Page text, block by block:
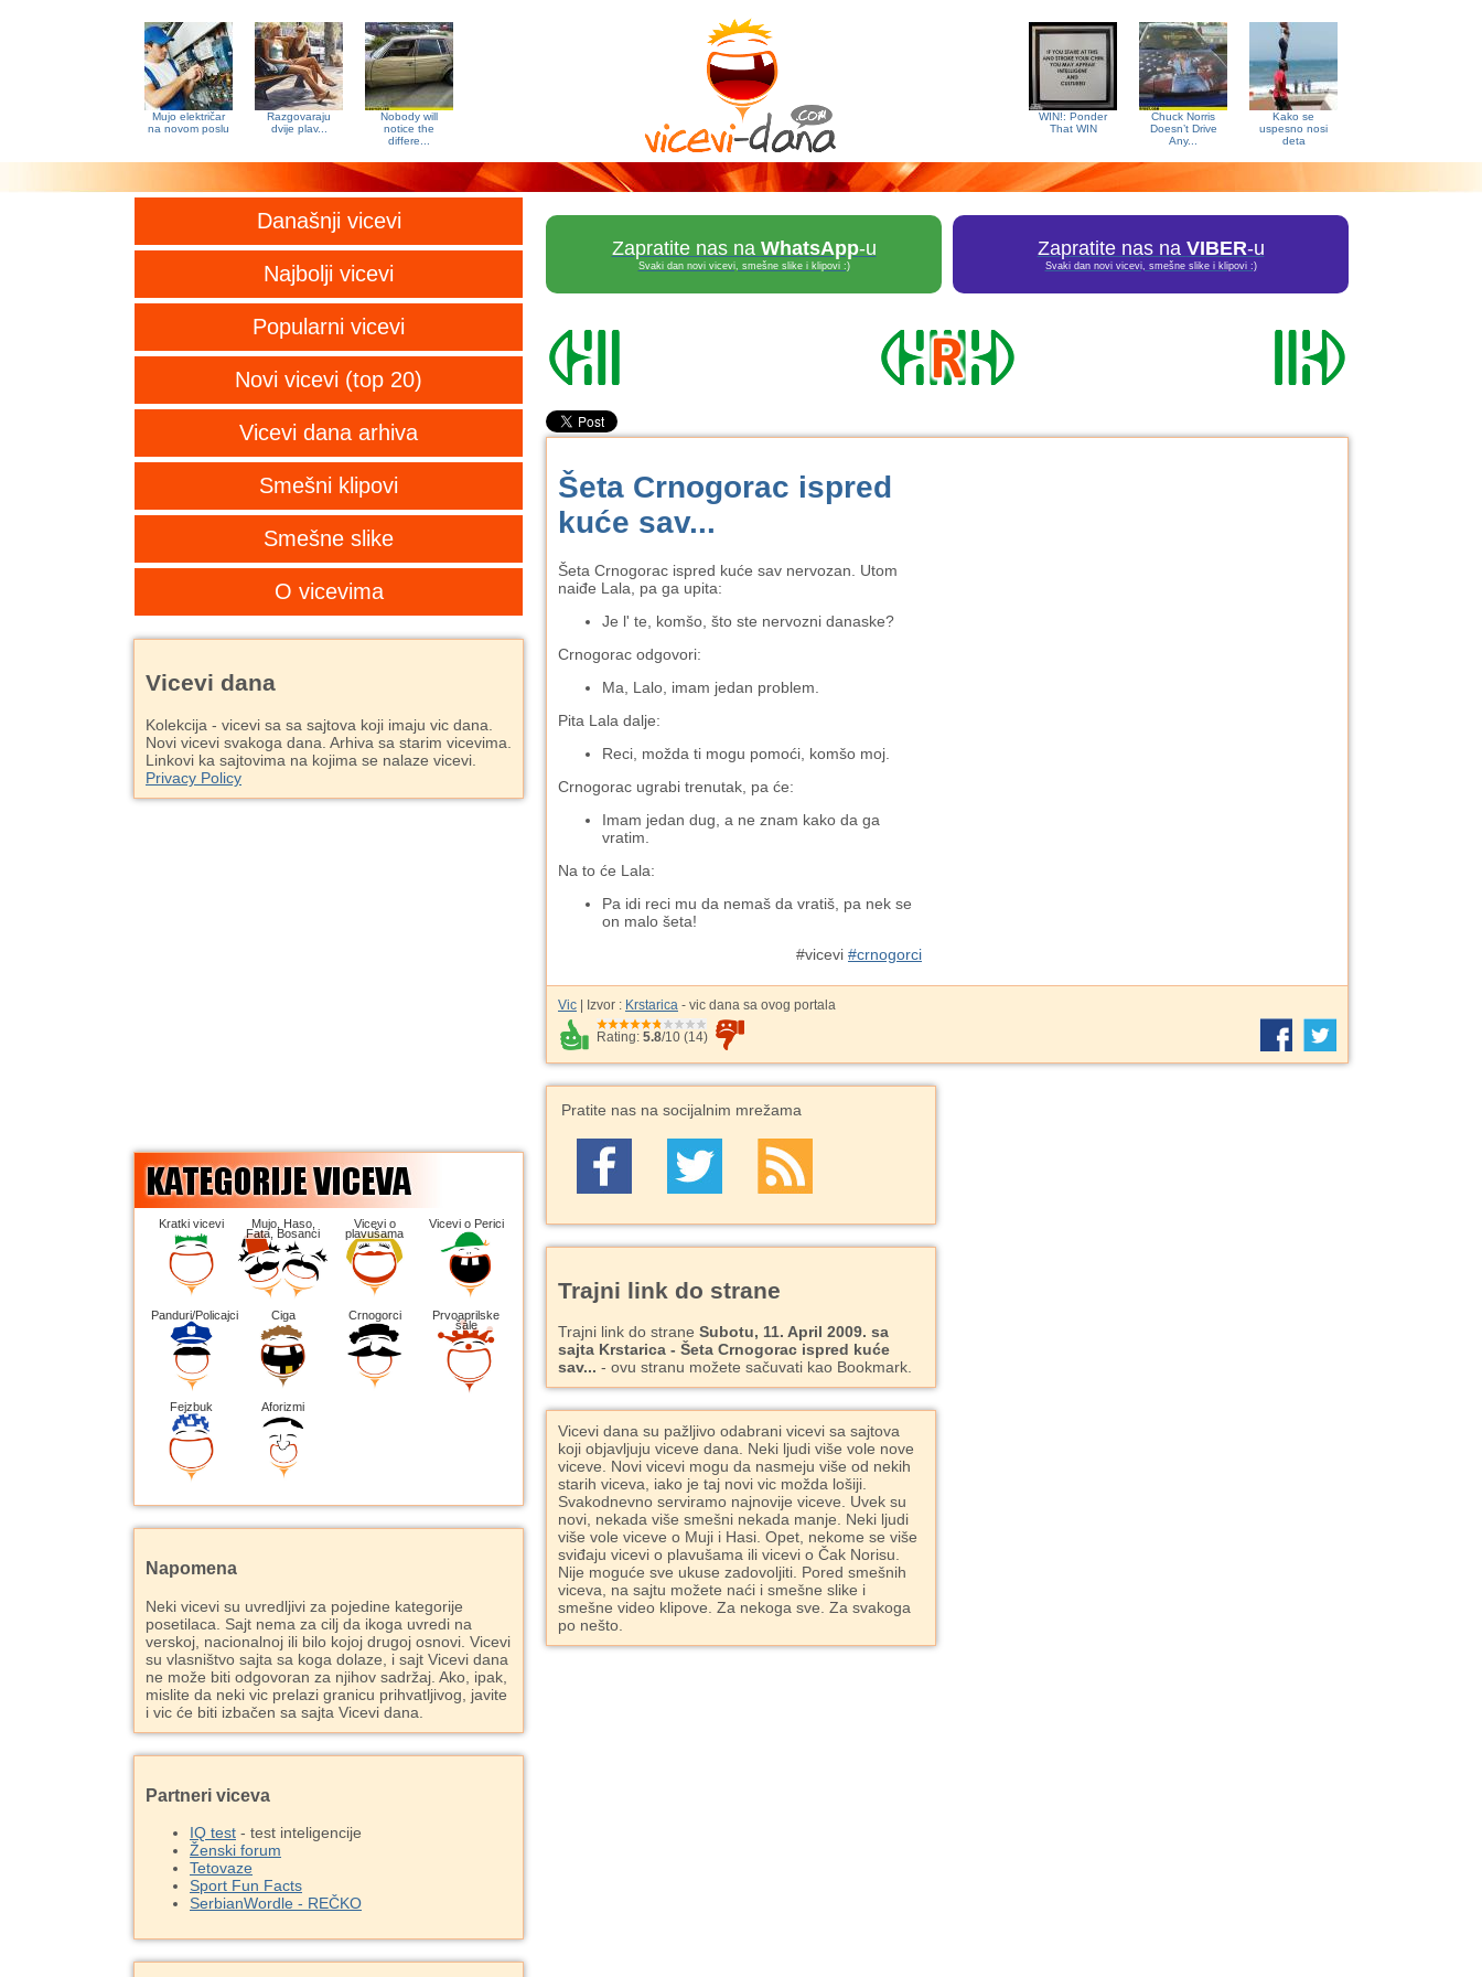
Mujo električar
na novom poslu
Razgovaraju
dvije plav...
Nobody will
notice the
differe...
Kako se
uspesno nosi
deta
Chuck Norris
Doesn’t Drive
Any...
WIN!: Ponder
That WIN
Današnji vicevi
Najbolji vicevi
Popularni vicevi
Novi vicevi (top 20)
Vicevi dana arhiva
Smešni klipovi
Smešne slike
O vicevima
Zapratite nas na WhatsApp-u
Svaki dan novi vicevi, smešne slike i klipovi :)
Zapratite nas na VIBER-u
Svaki dan novi vicevi, smešne slike i klipovi :)
Šeta Crnogorac ispred
kuće sav...
Šeta Crnogorac ispred kuće sav nervozan. Utom
naiđe Lala, pa ga upita:
Je l' te, komšo, što ste nervozni danaske?
Crnogorac odgovori:
Ma, Lalo, imam jedan problem.
Pita Lala dalje:
Reci, možda ti mogu pomoći, komšo moj.
Crnogorac ugrabi trenutak, pa će:
Imam jedan dug, a ne znam kako da ga
vratim.
Na to će Lala:
Pa idi reci mu da nemaš da vratiš, pa nek se
on malo šeta!
#vicevi #crnogorci
Vic | Izvor : Krstarica - vic dana sa ovog portala
Rating: 5.8/10 (14)
Pratite nas na socijalnim mrežama
Trajni link do strane
Trajni link do strane Subotu, 11. April 2009. sa
sajta Krstarica - Šeta Crnogorac ispred kuće
sav... - ovu stranu možete sačuvati kao Bookmark.
Vicevi dana su pažljivo odabrani vicevi sa sajtova
koji objavljuju viceve dana. Neki ljudi više vole nove
viceve. Novi vicevi mogu da nasmeju više od nekih
starih viceva, iako je taj novi vic možda lošiji.
Svakodnevno serviramo najnovije viceve. Uvek su
novi, nekada više smešni nekada manje. Neki ljudi
više vole viceve o Muji i Hasi. Opet, nekome se više
sviđaju vicevi o plavušama ili vicevi o Čak Norisu.
Nije moguće sve ukuse zadovoljiti. Pored smešnih
viceva, na sajtu možete naći i smešne slike i
smešne video klipove. Za nekoga sve. Za svakoga
po nešto.
Vicevi dana
Kolekcija - vicevi sa sa sajtova koji imaju vic dana.
Novi vicevi svakoga dana. Arhiva sa starim vicevima.
Linkovi ka sajtovima na kojima se nalaze vicevi.
Privacy Policy
Kratki vicevi Mujo, Haso,
Fata, Bosanci
Vicevi o
plavušama
Vicevi o Perici
Panduri/Policajci Ciga Crnogorci Prvoaprilske
šale
Fejzbuk Aforizmi
Napomena
Neki vicevi su uvredljivi za pojedine kategorije
posetilaca. Sajt nema za cilj da ikoga uvredi na
verskoj, nacionalnoj ili bilo kojoj drugoj osnovi. Vicevi
su vlasništvo sajta sa koga dolaze, i sajt Vicevi dana
ne može biti odgovoran za njihov sadržaj. Ako, ipak,
mislite da neki vic prelazi granicu prihvatljivog, javite
i vic će biti izbačen sa sajta Vicevi dana.
Partneri viceva
IQ test - test inteligencije
Ženski forum
Tetovaze
Sport Fun Facts
SerbianWordle - REČKO